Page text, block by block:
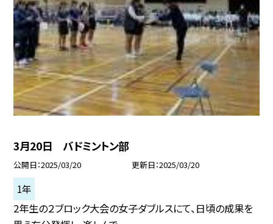
3月20日 バドミントン部
公開日 2025/03/20 更新日 2025/03/20
1年
2年生の２ブロック大会の女子ダブルスにて、日頃の成果を